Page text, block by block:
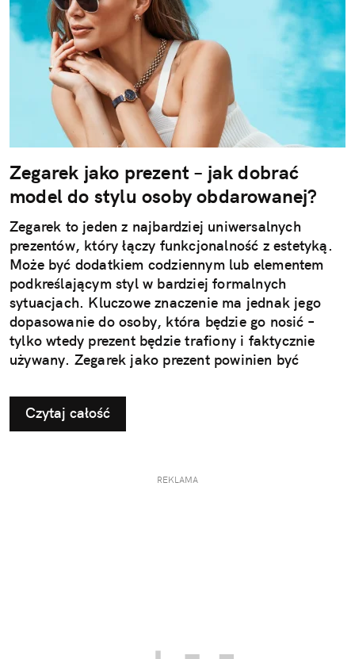
Zegarek jako prezent – jak dobrać
model do stylu osoby obdarowanej?
Zegarek to jeden z najbardziej uniwersalnych
prezentów, który łączy funkcjonalność z estetyką.
Może być dodatkiem codziennym lub elementem
podkreślającym styl w bardziej formalnych
sytuacjach. Kluczowe znaczenie ma jednak jego
dopasowanie do osoby, która będzie go nosić –
tylko wtedy prezent będzie trafiony i faktycznie
używany. Zegarek jako prezent powinien być
osoby. To decyzja, która wpływa na jego późniejsze
użytkowanie i odbiór.
Czytaj całość
REKLAMA